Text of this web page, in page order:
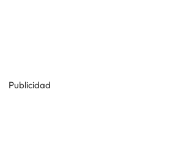
Publicidad